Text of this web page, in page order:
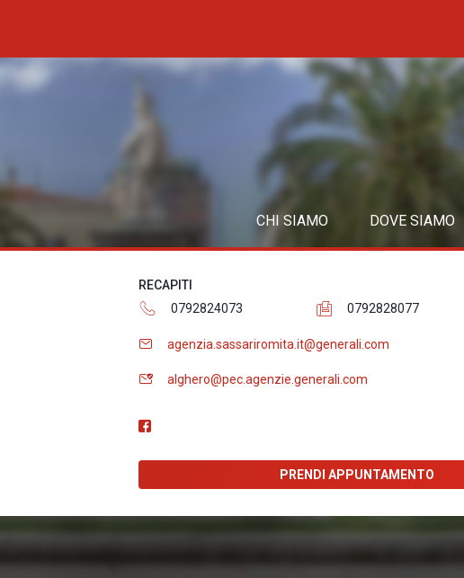
CHI SIAMO DOVE SIAMO
RECAPITI
0792824073
0792828077
agenzia.sassariromita.it@generali.com
alghero@pec.agenzie.generali.com
PRENDI APPUNTAMENTO